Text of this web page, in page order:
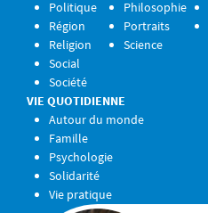
Politique
Région
Religion
Social
Société
Philosophie
Portraits
Science
VIE QUOTIDIENNE
Autour du monde
Famille
Psychologie
Solidarité
Vie pratique